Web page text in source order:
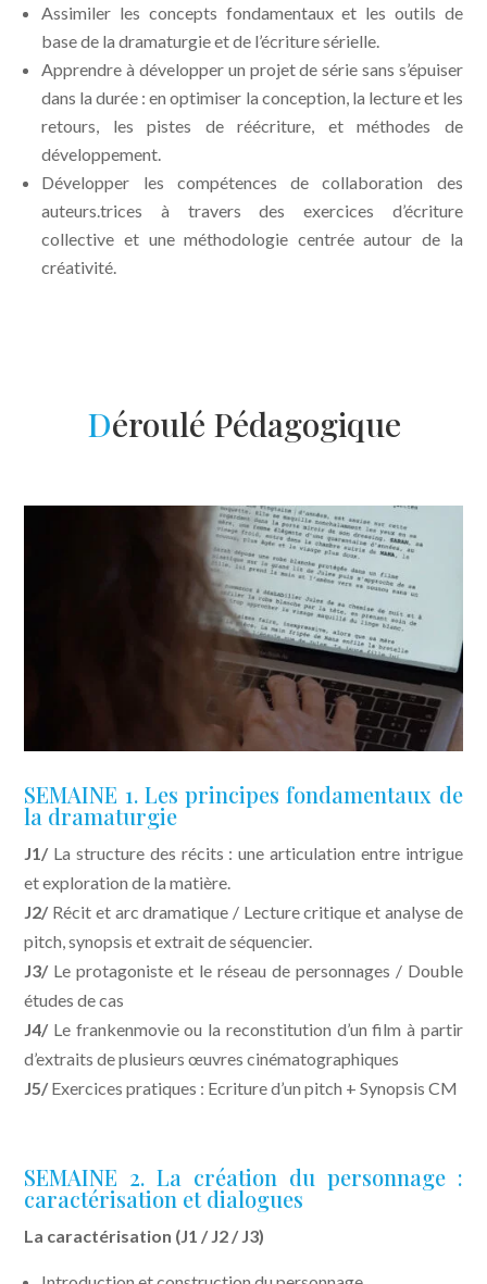
Assimiler les concepts fondamentaux et les outils de
base de la dramaturgie et de l’écriture sérielle.
Apprendre à développer un projet de série sans s’épuiser
dans la durée : en optimiser la conception, la lecture et les
retours, les pistes de réécriture, et méthodes de
développement.
Développer les compétences de collaboration des
auteurs.trices à travers des exercices d’écriture
collective et une méthodologie centrée autour de la
créativité.
Déroulé Pédagogique
SEMAINE 1. Les principes fondamentaux de
la dramaturgie
J1/La structure des récits : une articulation entre intrigue
et exploration de la matière.
J2/Récit et arc dramatique / Lecture critique et analyse de
pitch, synopsis et extrait de séquencier.
J3/Le protagoniste et le réseau de personnages / Double
études de cas
J4/Le frankenmovie ou la reconstitution d’un film à partir
d’extraits de plusieurs œuvres cinématographiques
J5/Exercices pratiques : Ecriture d’un pitch + Synopsis CM
SEMAINE 2. La création du personnage :
caractérisation et dialogues
La caractérisation (J1 / J2 / J3)